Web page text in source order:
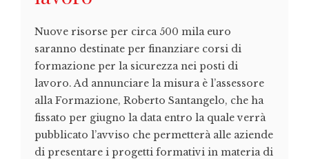
Nuove risorse per circa 500 mila euro
saranno destinate per finanziare corsi di
formazione per la sicurezza nei posti di
lavoro. Ad annunciare la misura è l’assessore
alla Formazione, Roberto Santangelo, che ha
fissato per giugno la data entro la quale verrà
pubblicato l’avviso che permetterà alle aziende
di presentare i progetti formativi in materia di